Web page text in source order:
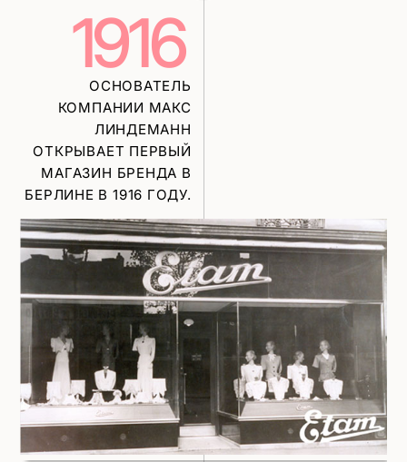
1916
ОСНОВАТЕЛЬ
КОМПАНИИ МАКС
ЛИНДЕМАНН
ОТКРЫВАЕТ ПЕРВЫЙ
МАГАЗИН БРЕНДА В
БЕРЛИНЕ В 1916 ГОДУ.